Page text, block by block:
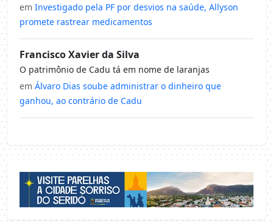
em Investigado pela PF por desvios na saúde, Allyson
promete rastrear medicamentos
Francisco Xavier da Silva
O patrimônio de Cadu tá em nome de laranjas
em Álvaro Dias soube administrar o dinheiro que
ganhou, ao contrário de Cadu